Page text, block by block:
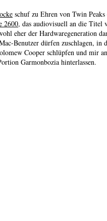
schuf zu Ehren von Twin
2600, das audiovisuell an die Titel
eher der Hardwaregeneration
Benutzer dürfen zuschlagen,
Cooper schlüpfen und mir
Garmonbozia hinterlassen.